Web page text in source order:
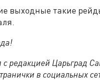
выходные такие
с редакцией Царьград
в социальных